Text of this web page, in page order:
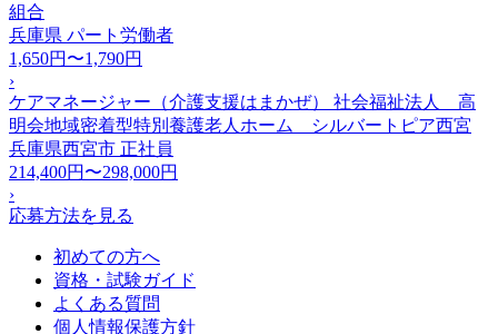
組合
兵庫県 パート労働者
1,650円〜1,790円
›
ケアマネージャー（介護支援はまかぜ） 社会福祉法人 高
明会地域密着型特別養護老人ホーム シルバートピア西宮
兵庫県西宮市 正社員
214,400円〜298,000円
›
応募方法を見る
初めての方へ
資格・試験ガイド
よくある質問
個人情報保護方針